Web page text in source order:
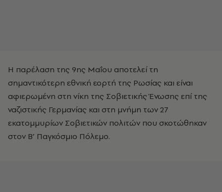
Η παρέλαση της 9ης Μαΐου αποτελεί τη
σημαντικότερη εθνική εορτή της Ρωσίας και είναι
αφιερωμένη στη νίκη της Σοβιετικής Ένωσης επί της
ναζιστικής Γερμανίας και στη μνήμη των 27
εκατομμυρίων Σοβιετικών πολιτών που σκοτώθηκαν
στον Β’ Παγκόσμιο Πόλεμο.